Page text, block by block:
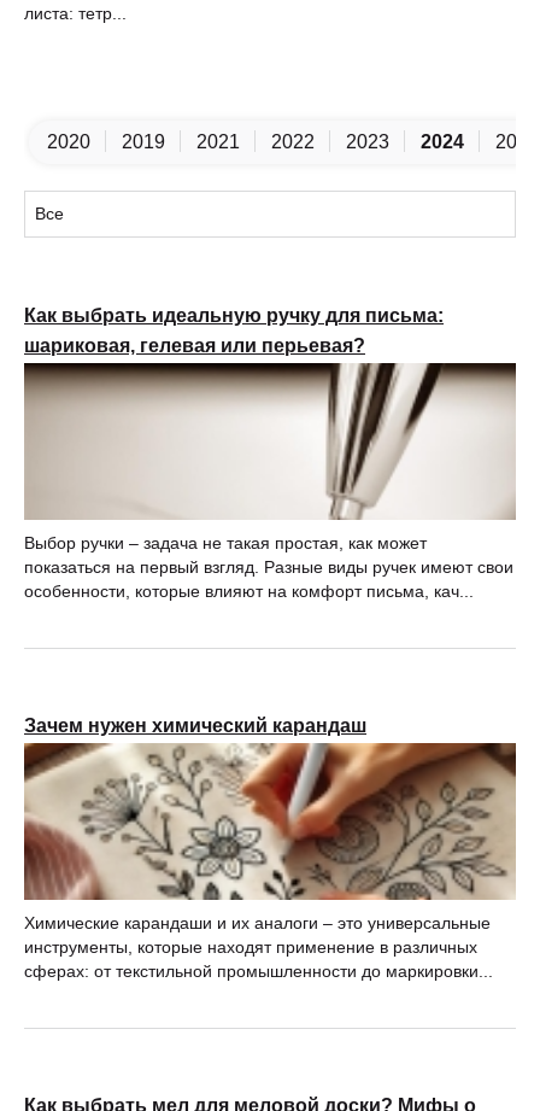
листа: тетр...
2020 2019 2021 2022 2023 2024 2025
Как выбрать идеальную ручку для письма:
шариковая, гелевая или перьевая?
Выбор ручки – задача не такая простая, как может
показаться на первый взгляд. Разные виды ручек имеют свои
особенности, которые влияют на комфорт письма, кач...
Зачем нужен химический карандаш
Химические карандаши и их аналоги – это универсальные
инструменты, которые находят применение в различных
сферах: от текстильной промышленности до маркировки...
Как выбрать мел для меловой доски? Мифы о